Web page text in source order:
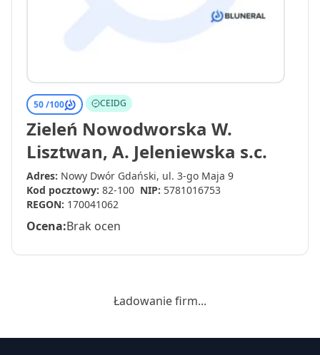
50 /100 CEIDG
Zieleń Nowodworska W.
Lisztwan, A. Jeleniewska s.c.
Adres: Nowy Dwór Gdański, ul. 3-go Maja 9
Kod pocztowy: 82-100 NIP: 5781016753
REGON: 170041062
Ocena:Brak ocen
Ładowanie firm...